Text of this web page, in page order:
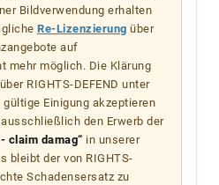
Bildverwendung erhalten
Re-Lizenzierung über
auf
mehr möglich. Die Klärung
RIGHTS-DEFEND unter
gültige Einigung akzeptieren
den Erwerb der
claim damag“ in unserer
bleibt der von RIGHTS-
Schadensersatz zu